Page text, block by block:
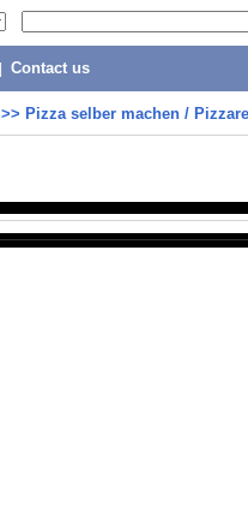
Contact us
>> Pizza selber machen /